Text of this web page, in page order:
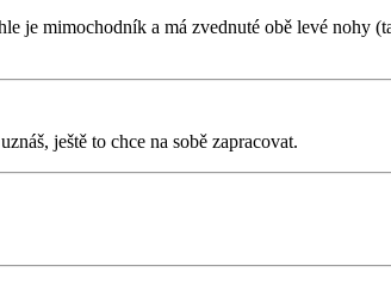
mimochodník a má zvednuté obě levé nohy
ještě to chce na sobě zapracovat.